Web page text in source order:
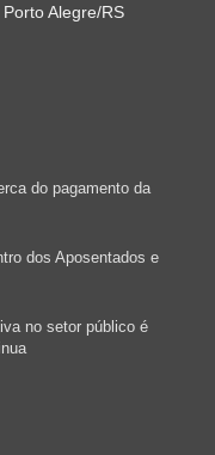
Alegre/RS
do pagamento da
dos Aposentados e
no setor público é